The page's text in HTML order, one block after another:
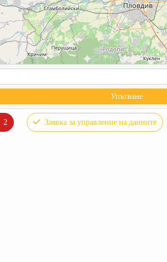
Упътване
2 Заявка за управление на данните